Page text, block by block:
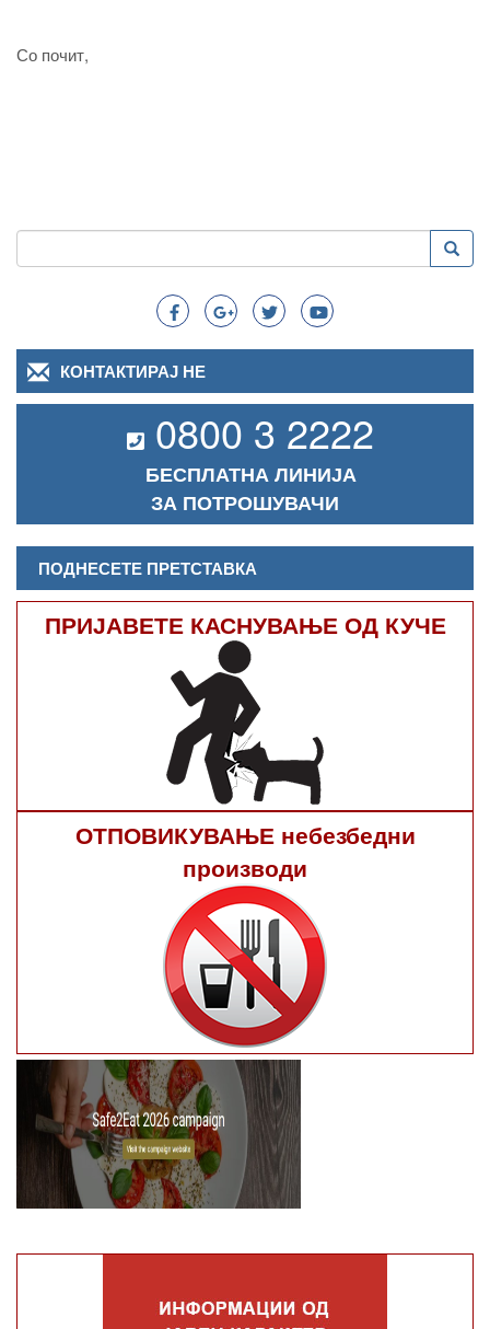
Со почит,
Search
Пребарување
КОНТАКТИРАЈ НЕ
0800 3 2222
БЕСПЛАТНА ЛИНИЈА
ЗА ПОТРОШУВАЧИ
ПОДНЕСЕТЕ ПРЕТСТАВКА
ПРИЈАВЕТЕ КАСНУВАЊЕ ОД КУЧЕ
ОТПОВИКУВАЊЕ небезбедни
производи